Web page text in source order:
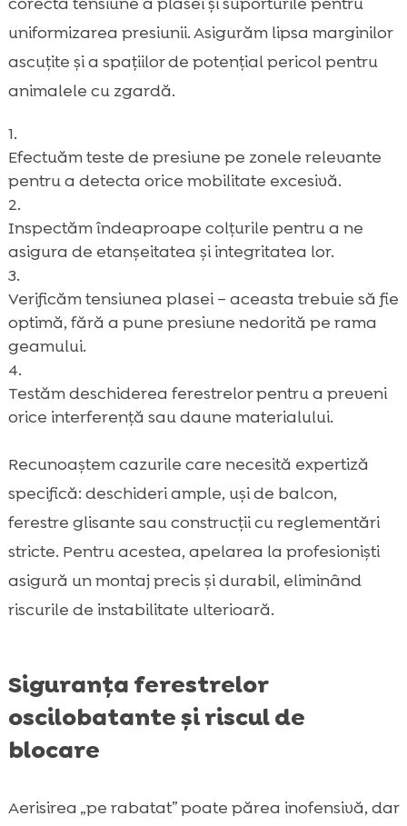
uniformizarea presiunii. Asigurăm lipsa marginilor
ascuțite și a spațiilor de potențial pericol pentru
animalele cu zgardă.
Efectuăm teste de presiune pe zonele relevante
pentru a detecta orice mobilitate excesivă.
Inspectăm îndeaproape colțurile pentru a ne
asigura de etanșeitatea și integritatea lor.
Verificăm tensiunea plasei – aceasta trebuie să fie
optimă, fără a pune presiune nedorită pe rama
geamului.
Testăm deschiderea ferestrelor pentru a preveni
orice interferență sau daune materialului.
Recunoaștem cazurile care necesită expertiză
specifică: deschideri ample, uși de balcon,
ferestre glisante sau construcții cu reglementări
stricte. Pentru acestea, apelarea la profesioniști
asigură un montaj precis și durabil, eliminând
riscurile de instabilitate ulterioară.
Siguranța ferestrelor
oscilobatante și riscul de
blocare
Aerisirea „pe rabatat” poate părea inofensivă, dar